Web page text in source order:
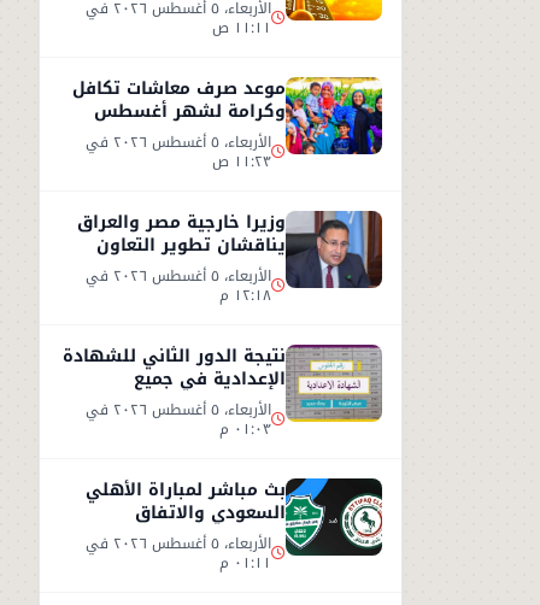
أغسطس 2026 الأربعاء، ٥ أغسطس ٢٠٢٦ في
١١:١١ ص
موعد صرف معاشات تكافل
وكرامة لشهر أغسطس
2026.. رابط الاستعلام
الرسمي الأربعاء، ٥ أغسطس ٢٠٢٦ في
١١:٢٣ ص
وزيرا خارجية مصر والعراق
يناقشان تطوير التعاون
الثنائي في مختلف المجالات
الأربعاء، ٥ أغسطس ٢٠٢٦ في
١٢:١٨ م
نتيجة الدور الثاني للشهادة
الإعدادية في جميع
المحافظات الأربعاء، ٥ أغسطس ٢٠٢٦ في
٠١:٠٣ م
بث مباشر لمباراة الأهلي
السعودي والاتفاق
الأربعاء، ٥ أغسطس ٢٠٢٦ في
٠١:١١ م